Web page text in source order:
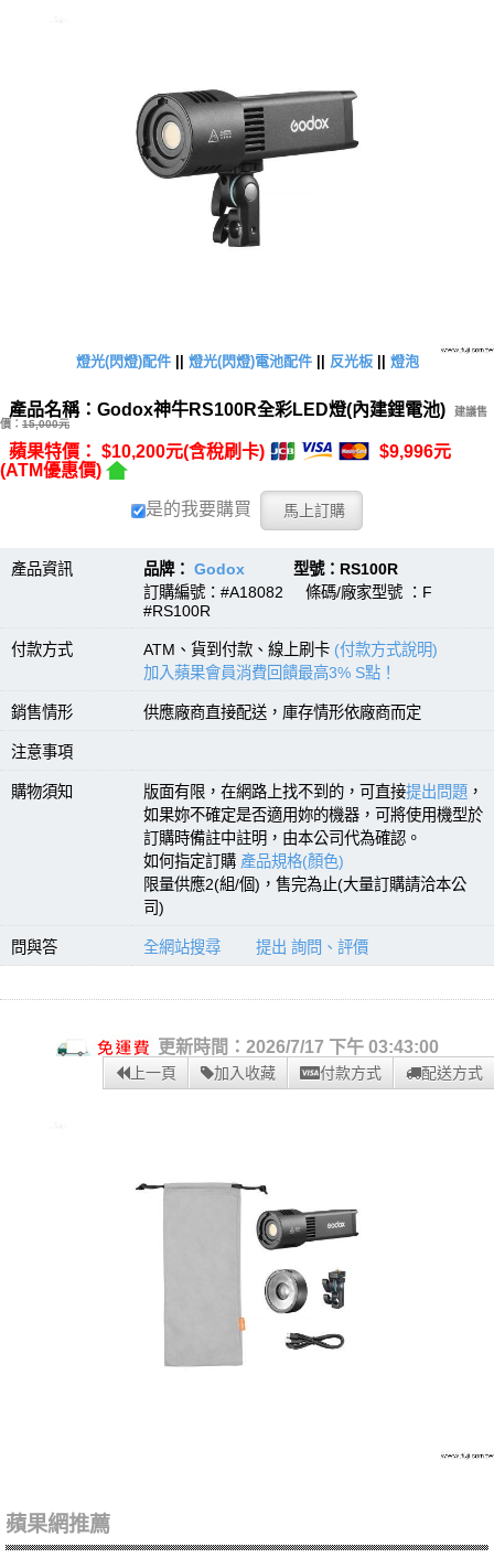
燈光(閃燈)配件|| 燈光(閃燈)電池配件|| 反光板|| 燈泡
產品名稱：Godox神牛RS100R全彩LED燈(內建鋰電池)
建議售
價： 15,000元
蘋果特價： $10,200元(含稅刷卡)
$9,996元
(ATM優惠價)
是的我要購買
產品資訊 品牌： Godox 型號：RS100R
訂購編號：#A18082 條碼/廠家型號 ：F
#RS100R
付款方式 ATM、貨到付款、線上刷卡 (付款方式說明)
加入蘋果會員消費回饋最高3% S點！
銷售情形 供應廠商直接配送，庫存情形依廠商而定
注意事項
購物須知 版面有限，在網路上找不到的，可直接提出問題 ，
如果妳不確定是否適用妳的機器，可將使用機型於
訂購時備註中註明，由本公司代為確認。
如何指定訂購 產品規格(顏色)
限量供應2(組/個)，售完為止(大量訂購請洽本公
司)
問與答 全網站搜尋 提出 詢問、評價
更新時間：2026/7/17 下午 03:43:00
上一頁 加入收藏 付款方式 配送方式
蘋果網推薦